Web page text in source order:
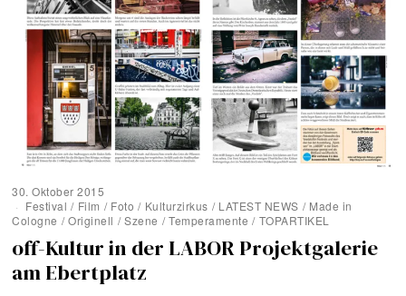
30. Oktober 2015
Festival / Film / Foto / Kulturzirkus / LATEST NEWS / Made in
Cologne / Originell / Szene / Temperamente / TOPARTIKEL
off-Kultur in der LABOR Projektgalerie
am Ebertplatz